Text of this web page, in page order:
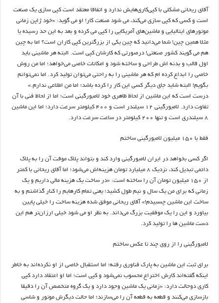
آقای ریحانی مشکلی با کپی‌کاری‌هایش ندارد و اتفاقا معتقد است کپی سازی یک صنعت
است و کسی که کپی سازی می‌کند، می شود صنعت کار! او می گوید: «خود ژاپن زمانی
موتورهای ایتالیایی و ماشین‌های آمریکایی را کپی می کرده و بعد به این حد رسیده یا
مثلا همین چین! شما می‌دانید که چین یکی از بزرگترین کپی کاران است؟ اما به چین
هم می گویند کشور صنعتی! درصورتی که کارشان کپی است. البته هر ماشینی باید
اول قالب و بدنه ‌اش طراحی و ساخته شود و امکانات خاصی می‌خواهد؛ اما من روش
خاصی را ابداع کرده ام که هر ماشینی را به راحتی می‌توان تولید کرد. اما نمی‌توانم
بگویم! البته شاید جای دیگر کسی این کار را کرده باشد؛ اما من اطلاعی ندارم.»
درست است که این ماشین از لحاظ ظاهری خود لامبورگینی است؛ اما از لحاظ فنی با آن
تفاوت دارد. لامبورگینی ۱۲ سیلندر است و ۴۰۰ کیلومتر سرعت دارد؛ اما این ماشین
۸ سیلندری است و تنها ۲۰۰ کیلومتر در ساعت سرعت دارد.
فقط با ۱۵۰ میلیون لامبورگینی ساختم
اگر کسی بخواهد در ایران لامبورگینی وارد کند و بتواند پلاک موقت آن را به پلاک
دائمی تبدیل کند، نزدیک ۸ میلیارد تومان هزینه‌اش می‌شود؛ اما آقای ریحانی با کمتر
از ۱۵۰ میلیون تومان آن را ساخته است: «در ساخت یک هزینه مالی داریم و یک
زمانی که برای من یک سال و نیم طول کشید؛ یعنی تمام کارهایم را کنار گذاشتم و به
ساخت این ماشین چسبیدم!» آقای ریحانی موفق شده هزینه ساخت را خیلی پایین
بیاورد و این را یک موفقیت بزرگ می‌داند. به نظر او می شود خیلی ارزان‌تر هم این
دست ماشین ها را تولید کرد.
لامبورگینی را از روی چند تا عکس ساختم
برای ثبت این ماشین به پارک فناوری رفته؛ اما استقبال خاصی از او نکرده‌اند به خاطر
اینکه گفته‌اند کارش اختراع محسوب نمی‌شود و کپی است؛ اما او اعتقاد دارد کپی
کاری دوحالت دارد: «زمانی یک ماشین وجود دارد و یک گروه متخصص آن را دقیقا
بازسازی می‌کنند و قطعه به قطعه آن را می‌سازند؛ اما حالت دیگرش موتور و شاسی